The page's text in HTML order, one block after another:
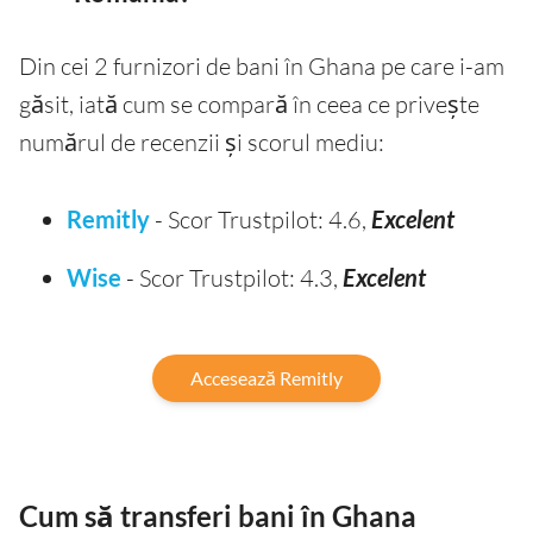
Din cei 2 furnizori de bani în Ghana pe care i-am
găsit, iată cum se compară în ceea ce privește
numărul de recenzii și scorul mediu:
Remitly - Scor Trustpilot: 4.6, Excelent
Wise - Scor Trustpilot: 4.3, Excelent
Accesează Remitly
Cum să transferi bani în Ghana